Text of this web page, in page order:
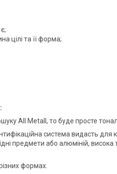
цілі та її форма;
All Metall, то буде просте
система видасть
предмети або алюміній,
формах.